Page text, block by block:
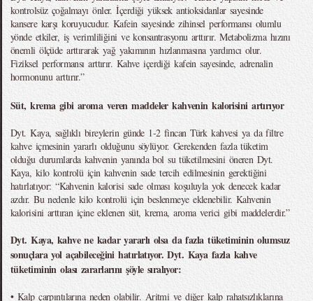
kontrolsüz çoğalmayı önler. İçerdiği yüksek antioksidanlar sayesinde
kansere karşı koruyucudur. Kafein sayesinde zihinsel performansı olumlu
yönde etkiler, iş verimliliğini ve konsantrasyonu arttırır. Metabolizma hızını
önemli ölçüde arttırarak yağ yakımının hızlanmasına yardımcı olur.
Fiziksel performansı arttırır. Kahve içerdiği kafein sayesinde, adrenalin
hormonunu arttırır.”
Süt, krema gibi aroma veren maddeler kahvenin kalorisini artırıyor
Dyt. Kaya, sağlıklı bireylerin günde 1-2 fincan Türk kahvesi ya da filtre
kahve içmesinin yararlı olduğunu söylüyor. Gerekenden fazla tüketim
olduğu durumlarda kahvenin yanında bol su tüketilmesini öneren Dyt.
Kaya, kilo kontrolü için kahvenin sade tercih edilmesinin gerektiğini
hatırlatıyor: “Kahvenin kalorisi sade olması koşuluyla yok denecek kadar
azdır. Bu nedenle kilo kontrolü için beslenmeye eklenebilir. Kahvenin
kalorisini arttıran içine eklenen süt, krema, aroma verici gibi maddelerdir.”
Dyt. Kaya, kahve ne kadar yararlı olsa da fazla tüketiminin olumsuz
sonuçlara yol açabileceğini hatırlatıyor. Dyt. Kaya fazla kahve
tüketiminin olası zararlarını şöyle sıralıyor:
• Kalp çarpıntılarına neden olabilir. Aritmi ve diğer kalp rahatsızlıklarına